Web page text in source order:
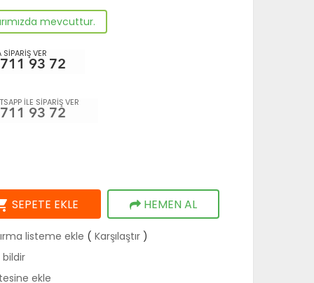
mevcuttur.
SİPARİŞ VER
93 72
İLE SİPARİŞ VER
93 72
SEPETE EKLE HEMEN AL
listeme ekle ( Karşılaştır)
bildir
ekle